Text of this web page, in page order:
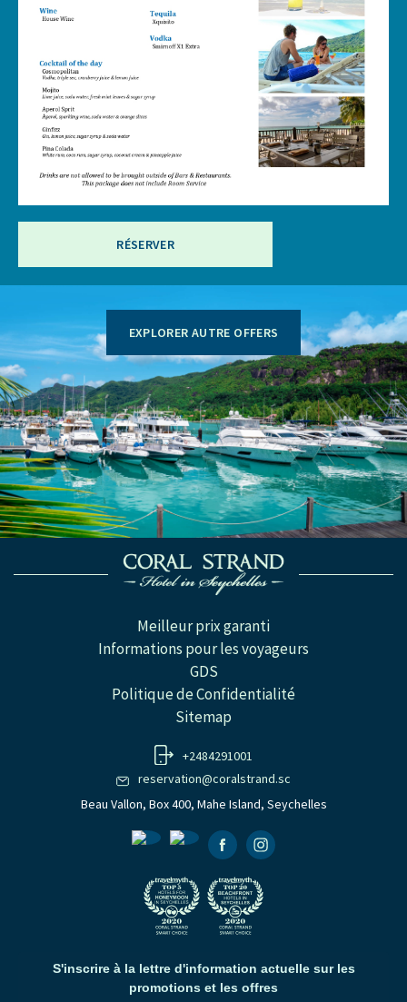
RÉSERVER
EXPLORER AUTRE OFFERS
Meilleur prix garanti
Informations pour les voyageurs
GDS
Politique de Confidentialité
Sitemap
+2484291001
reservation@coralstrand.sc
Beau Vallon, Box 400, Mahe Island, Seychelles
FacebookInstagramm
S'inscrire à la lettre d'information actuelle sur les
promotions et les offres